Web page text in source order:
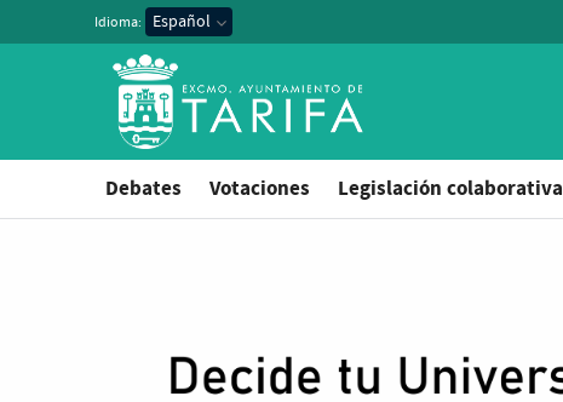
Decide Tarifa
Idioma:
Debates Votaciones Legislación colaborativa